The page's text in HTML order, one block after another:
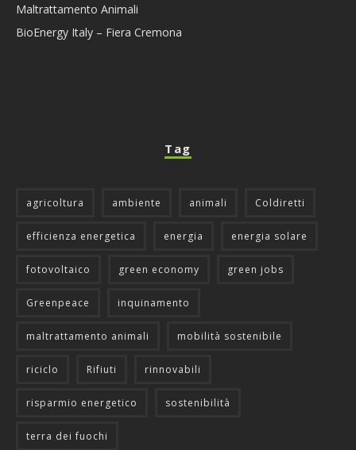
Maltrattamento Animali
BioEnergy Italy – Fiera Cremona
Tag
agricoltura ambiente animali Coldiretti
efficienza energetica energia energia solare
fotovoltaico green economy green jobs
Greenpeace inquinamento
maltrattamento animali mobilità sostenibile
riciclo Rifiuti rinnovabili
risparmio energetico sostenibilità
terra dei fuochi